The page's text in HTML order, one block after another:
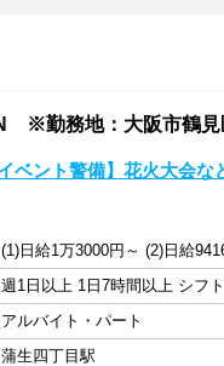
※勤務地：大阪市鶴見
イベント警備】花火大会
(1)日給1万3000円～ (2)日給
週1日以上 1日7時間以上 シフ
アルバイト・パート
蒲生四丁目駅